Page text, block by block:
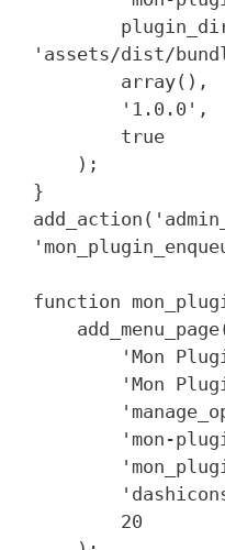
'assets/dist/
}
function